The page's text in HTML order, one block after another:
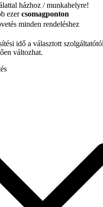
házhoz / munkahelyre!
ezercsomagponton
minden rendeléshez
idő a választott
változhat.